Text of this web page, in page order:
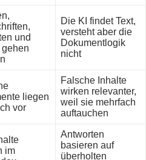
und
gehen
Die KI findet Text,
versteht aber die
Dokumentlogik
nicht
liegen
vor
Falsche Inhalte
wirken relevanter,
weil sie mehrfach
auftauchen
im
Antworten
basieren auf
überholten